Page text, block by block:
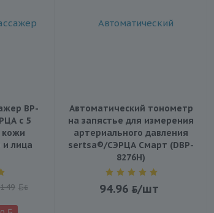
BP-
с 5
кожи
и лица
149 BYN
Автоматический тонометр
на запястье для измерения
артериального давления
sertsa®/СЭРЦА Смарт (DBP-
8276H)
94.96 /шт